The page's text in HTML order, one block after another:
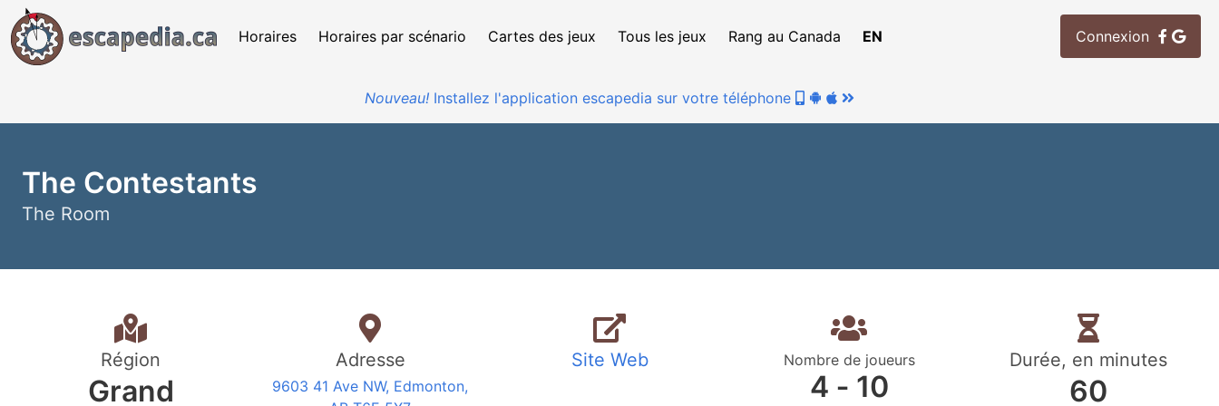
Horaires Horaires par scénario Cartes des jeux Tous les jeux Rang au Canada EN Connexion
Nouveau! Installez l'application escapedia sur votre téléphone
The Contestants
The Room
Région
Grand
Adresse
9603 41 Ave NW, Edmonton,
Site Web Nombre de joueurs
4 ‐ 10
Durée, en minutes
60